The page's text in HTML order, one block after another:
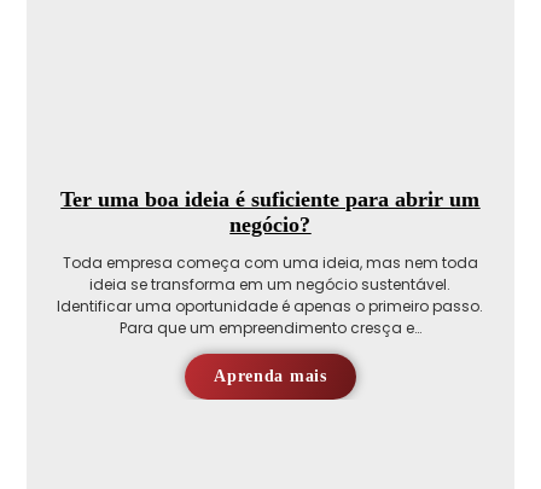
Ter uma boa ideia é suficiente para abrir um
negócio?
Toda empresa começa com uma ideia, mas nem toda
ideia se transforma em um negócio sustentável.
Identificar uma oportunidade é apenas o primeiro passo.
Para que um empreendimento cresça e…
Aprenda mais